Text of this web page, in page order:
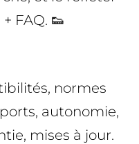
FAQ. 👟
normes
autonomie,
mises à jour.